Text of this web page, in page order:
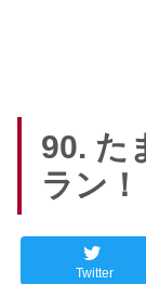
90. た
ラン！
Twitter